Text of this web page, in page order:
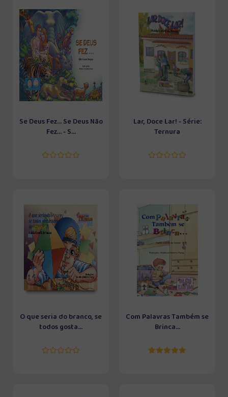
Se Deus Fez... Se Deus Não
Fez... - S...
Lar, Doce Lar! - Série:
Ternura
O que seria do branco, se
todos gosta...
Com Palavras Também se
Brinca...